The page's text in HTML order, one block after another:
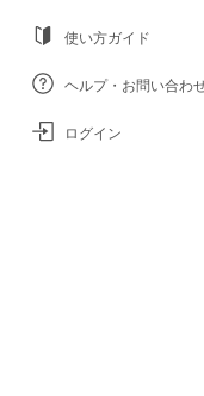
使い方ガイド
ヘルプ・お問い合わ
ログイン